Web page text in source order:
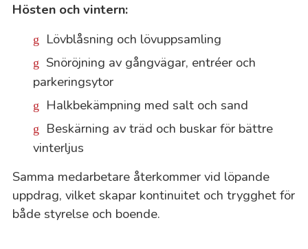
Hösten och vintern:
Lövblåsning och lövuppsamling
Snöröjning av gångvägar, entréer och
parkeringsytor
Halkbekämpning med salt och sand
Beskärning av träd och buskar för bättre
vinterljus
Samma medarbetare återkommer vid löpande
uppdrag, vilket skapar kontinuitet och trygghet för
både styrelse och boende.